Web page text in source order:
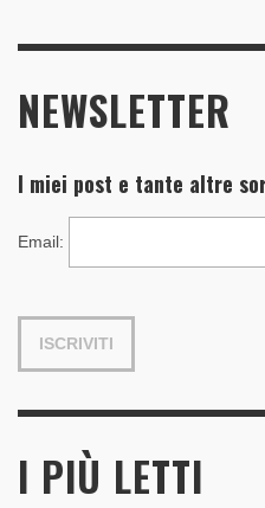
NEWSLETTER
I miei post e tante altre
Email:
I PIÙ LETTI